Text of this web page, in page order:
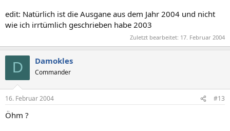
edit: Natürlich ist die Ausgane aus dem Jahr 2004 und nicht
wie ich irrtümlich geschrieben habe 2003
Zuletzt bearbeitet: 17. Februar 2004
D Damokles
Commander
16. Februar 2004 #13
Öhm ?